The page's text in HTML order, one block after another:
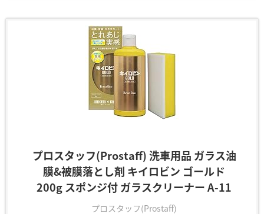
プロスタッフ(Prostaff) 洗車用品 ガラス油
膜&被膜落とし剤 キイロビン ゴールド
200g スポンジ付 ガラスクリーナー A-11
プロスタッフ(Prostaff)